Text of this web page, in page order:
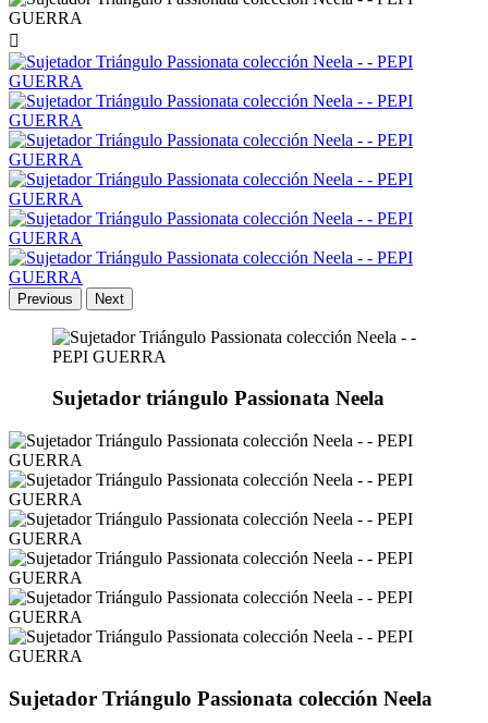

Previous Next
Sujetador triángulo Passionata Neela
Sujetador Triángulo Passionata colección Neela